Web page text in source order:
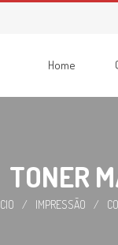
Home
TONER
/ IMPRESSÃO /